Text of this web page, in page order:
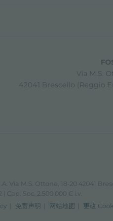
Via M.S.
42041 Brescello (Reggio
Via M.S. Ottone, 18-20 42041
| Cap. Soc. 2.500.000 € i.v.
免责声明 网站地图 更改